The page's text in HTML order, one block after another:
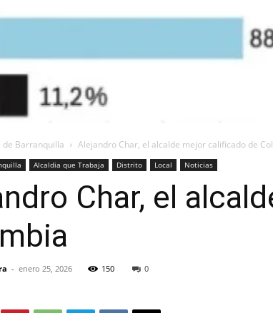
de Barranquilla Alejandro Char, el alcalde mejor calificado de
Alcaldia que Trabaja Distrito Local Noticias
Char, el
- enero 25, 2026 150 0